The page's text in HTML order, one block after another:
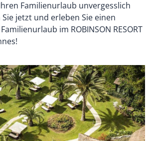
Familienurlaub unvergesslich
jetzt und erleben Sie einen
im ROBINSON RESORT